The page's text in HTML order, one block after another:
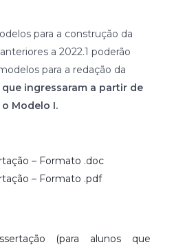
para a construção da
a 2022.1 poderão
para a redação da
que ingressaram a partir de
Modelo I.
– Formato .doc
– Formato .pdf
(para alunos que